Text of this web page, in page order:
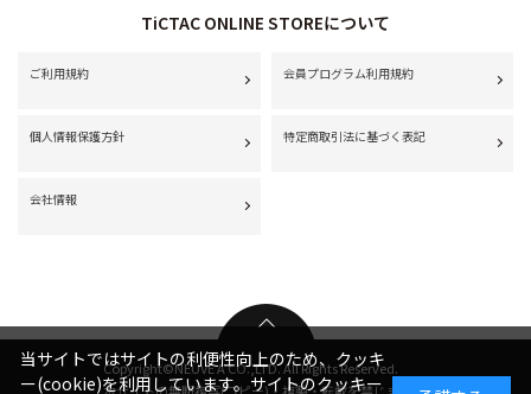
TiCTAC ONLINE STOREについて
ご利用規約 会員プログラム利用規約
個人情報保護方針 特定商取引法に基づく表記
会社情報
Copyright©NEUVE A CO.,LTD. All Rights Reserved.
当サイトではサイトの利便性向上のため、クッキ
ー(cookie)を利用しています。サイトのクッキー